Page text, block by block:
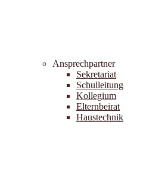
Ansprechpartner
Sekretariat
Schulleitung
Kollegium
Elternbeirat
Haustechnik